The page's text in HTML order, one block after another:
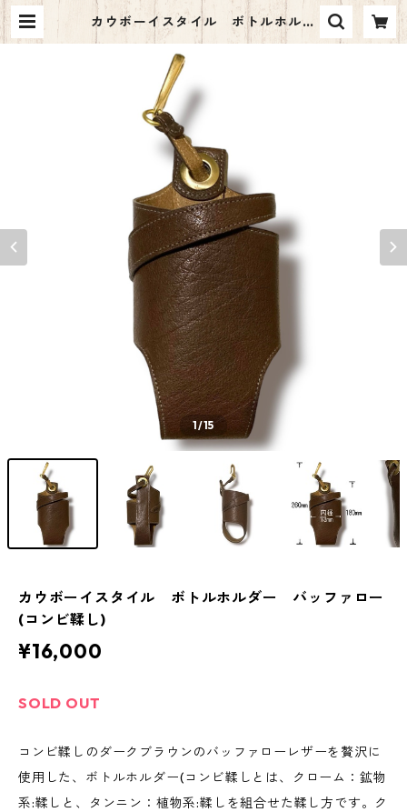
カウボーイスタイル ボトルホルダ
ー バッファロー(コンビ鞣し) | alt
e Art by o.e.
1/15
カウボーイスタイル ボトルホルダー バッファロー
(コンビ鞣し)
¥16,000
SOLD OUT
コンビ鞣しのダークブラウンのバッファローレザーを贅沢に
使用した、ボトルホルダー(コンビ鞣しとは、クローム：鉱物
系:鞣しと、タンニン：植物系:鞣しを組合せた鞣し方です。ク